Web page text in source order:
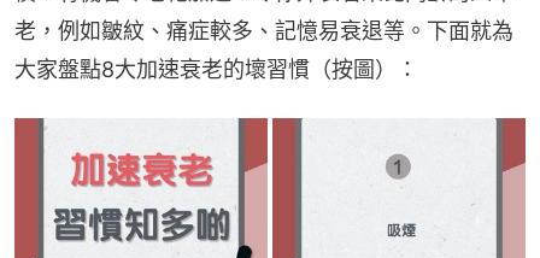
老，例如皺紋、痛症較多、記憶易衰退等。下面就為
大家盤點8大加速衰老的壞習慣（按圖）：